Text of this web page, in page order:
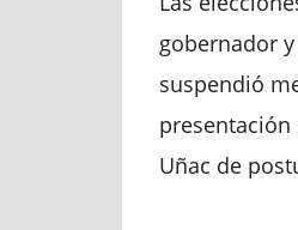
gobernador
suspendió
Uñac de